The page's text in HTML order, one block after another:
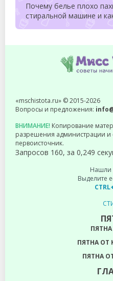
Почему белье плохо
стиральной машине и
«mschistota.ru» © 2015-2026
Вопросы и предложения:
ВНИМАНИЕ! Копирование
разрешения администрации и
первоисточник.
Запросов 160, за 0,249
Нашли
Выделите
ПЯТНА ОТ
ПЯТНА